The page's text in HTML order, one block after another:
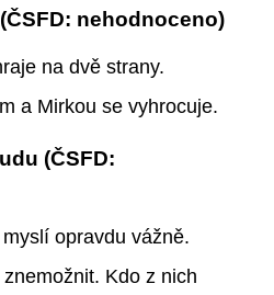
nehodnoceno)
na dvě strany.
a Mirkou se vyhrocuje.
(ČSFD:
opravdu vážně.
Kdo z nich